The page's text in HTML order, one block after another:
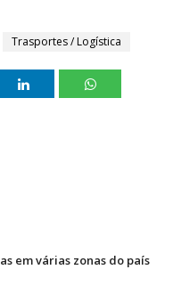
Trasportes / Logística
em várias zonas do país